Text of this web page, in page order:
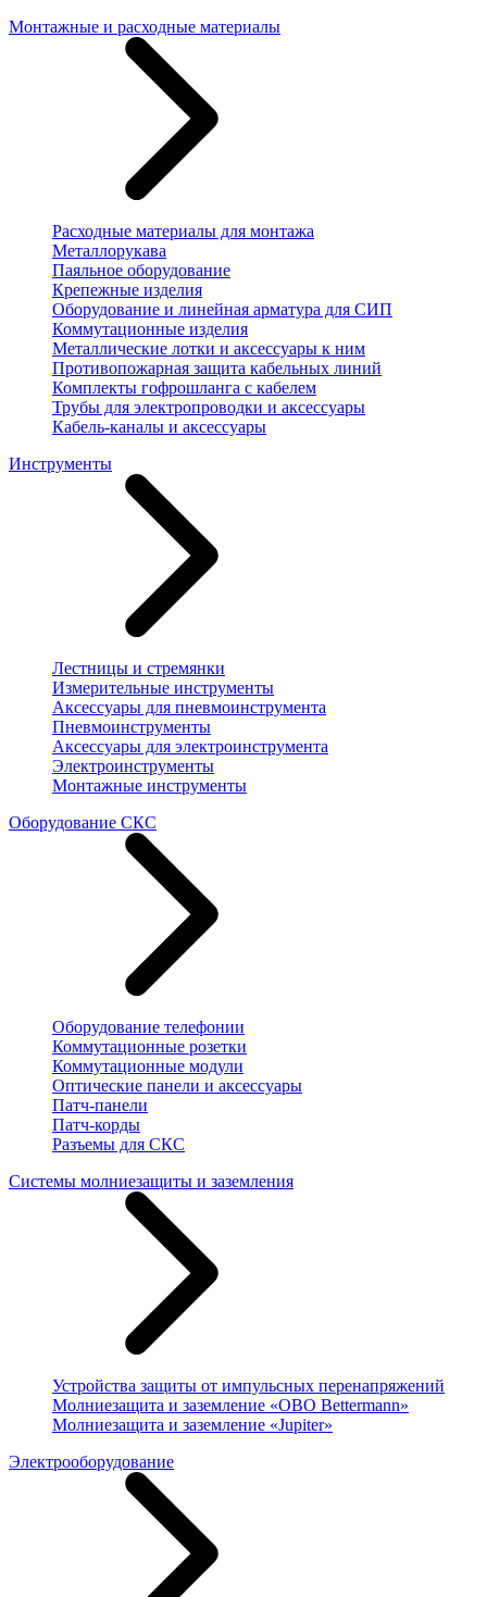
Монтажные и расходные материалы
Расходные материалы для монтажа
Металлорукава
Паяльное оборудование
Крепежные изделия
Оборудование и линейная арматура для СИП
Коммутационные изделия
Металлические лотки и аксессуары к ним
Противопожарная защита кабельных линий
Комплекты гофрошланга с кабелем
Трубы для электропроводки и аксессуары
Кабель-каналы и аксессуары
Инструменты
Лестницы и стремянки
Измерительные инструменты
Аксессуары для пневмоинструмента
Пневмоинструменты
Аксессуары для электроинструмента
Электроинструменты
Монтажные инструменты
Оборудование СКС
Оборудование телефонии
Коммутационные розетки
Коммутационные модули
Оптические панели и аксессуары
Патч-панели
Патч-корды
Разъемы для СКС
Системы молниезащиты и заземления
Устройства защиты от импульсных перенапряжений
Молниезащита и заземление «OBO Bettermann»
Молниезащита и заземление «Jupiter»
Электрооборудование